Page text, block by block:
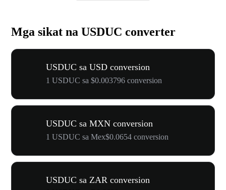
Mga sikat na USDUC converter
USDUC sa USD conversion
1 USDUC sa $0.003796 conversion
USDUC sa MXN conversion
1 USDUC sa Mex$0.0654 conversion
USDUC sa ZAR conversion